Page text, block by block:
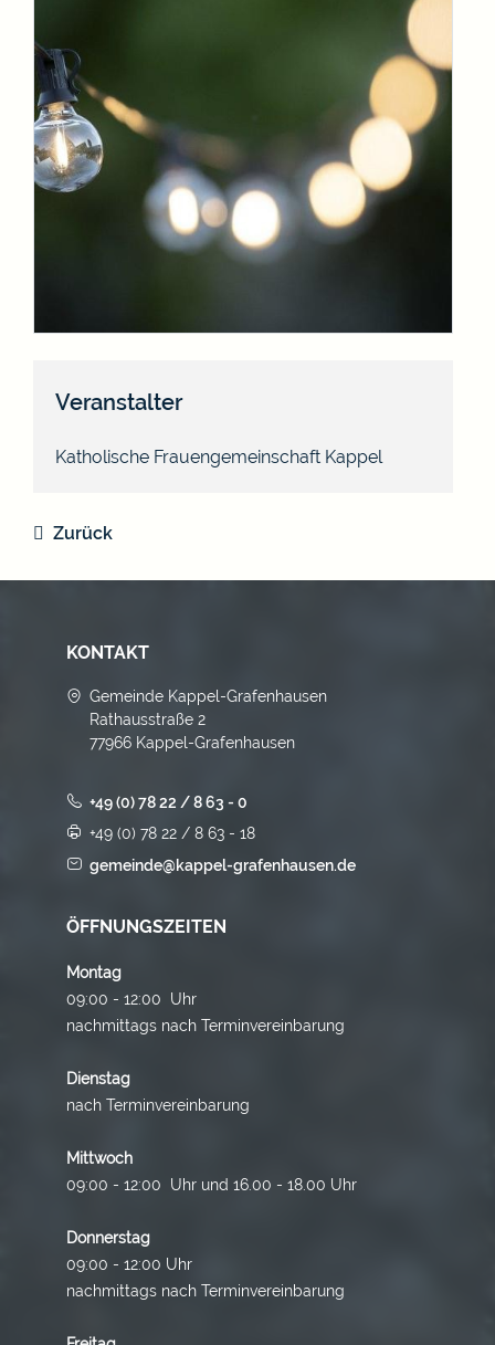
Veranstalter
Katholische Frauengemeinschaft Kappel
Zurück
KONTAKT
Gemeinde Kappel-Grafenhausen
Rathausstraße 2
77966 Kappel-Grafenhausen
+49 (0) 78 22 / 8 63 - 0
+49 (0) 78 22 / 8 63 - 18
gemeinde@kappel-grafenhausen.de
ÖFFNUNGSZEITEN
Montag
09:00 - 12:00 Uhr
nachmittags nach Terminvereinbarung
Dienstag
nach Terminvereinbarung
Mittwoch
09:00 - 12:00 Uhr und 16.00 - 18.00 Uhr
Donnerstag
09:00 - 12:00 Uhr
nachmittags nach Terminvereinbarung